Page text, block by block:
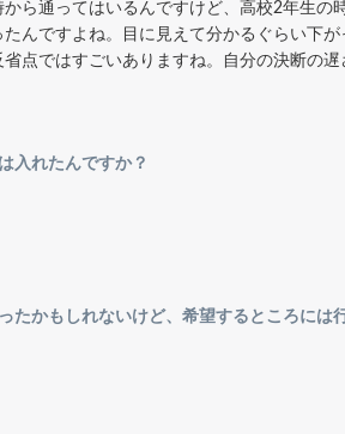
ら通ってはいるんですけど、高校2年生
んですよね。目に見えて分かるぐらい下
点ではすごいありますね。自分の決断の
入れたんですか？
かもしれないけど、希望するところには